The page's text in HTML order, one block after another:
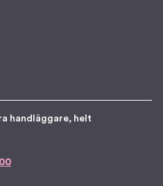
handläggare, helt